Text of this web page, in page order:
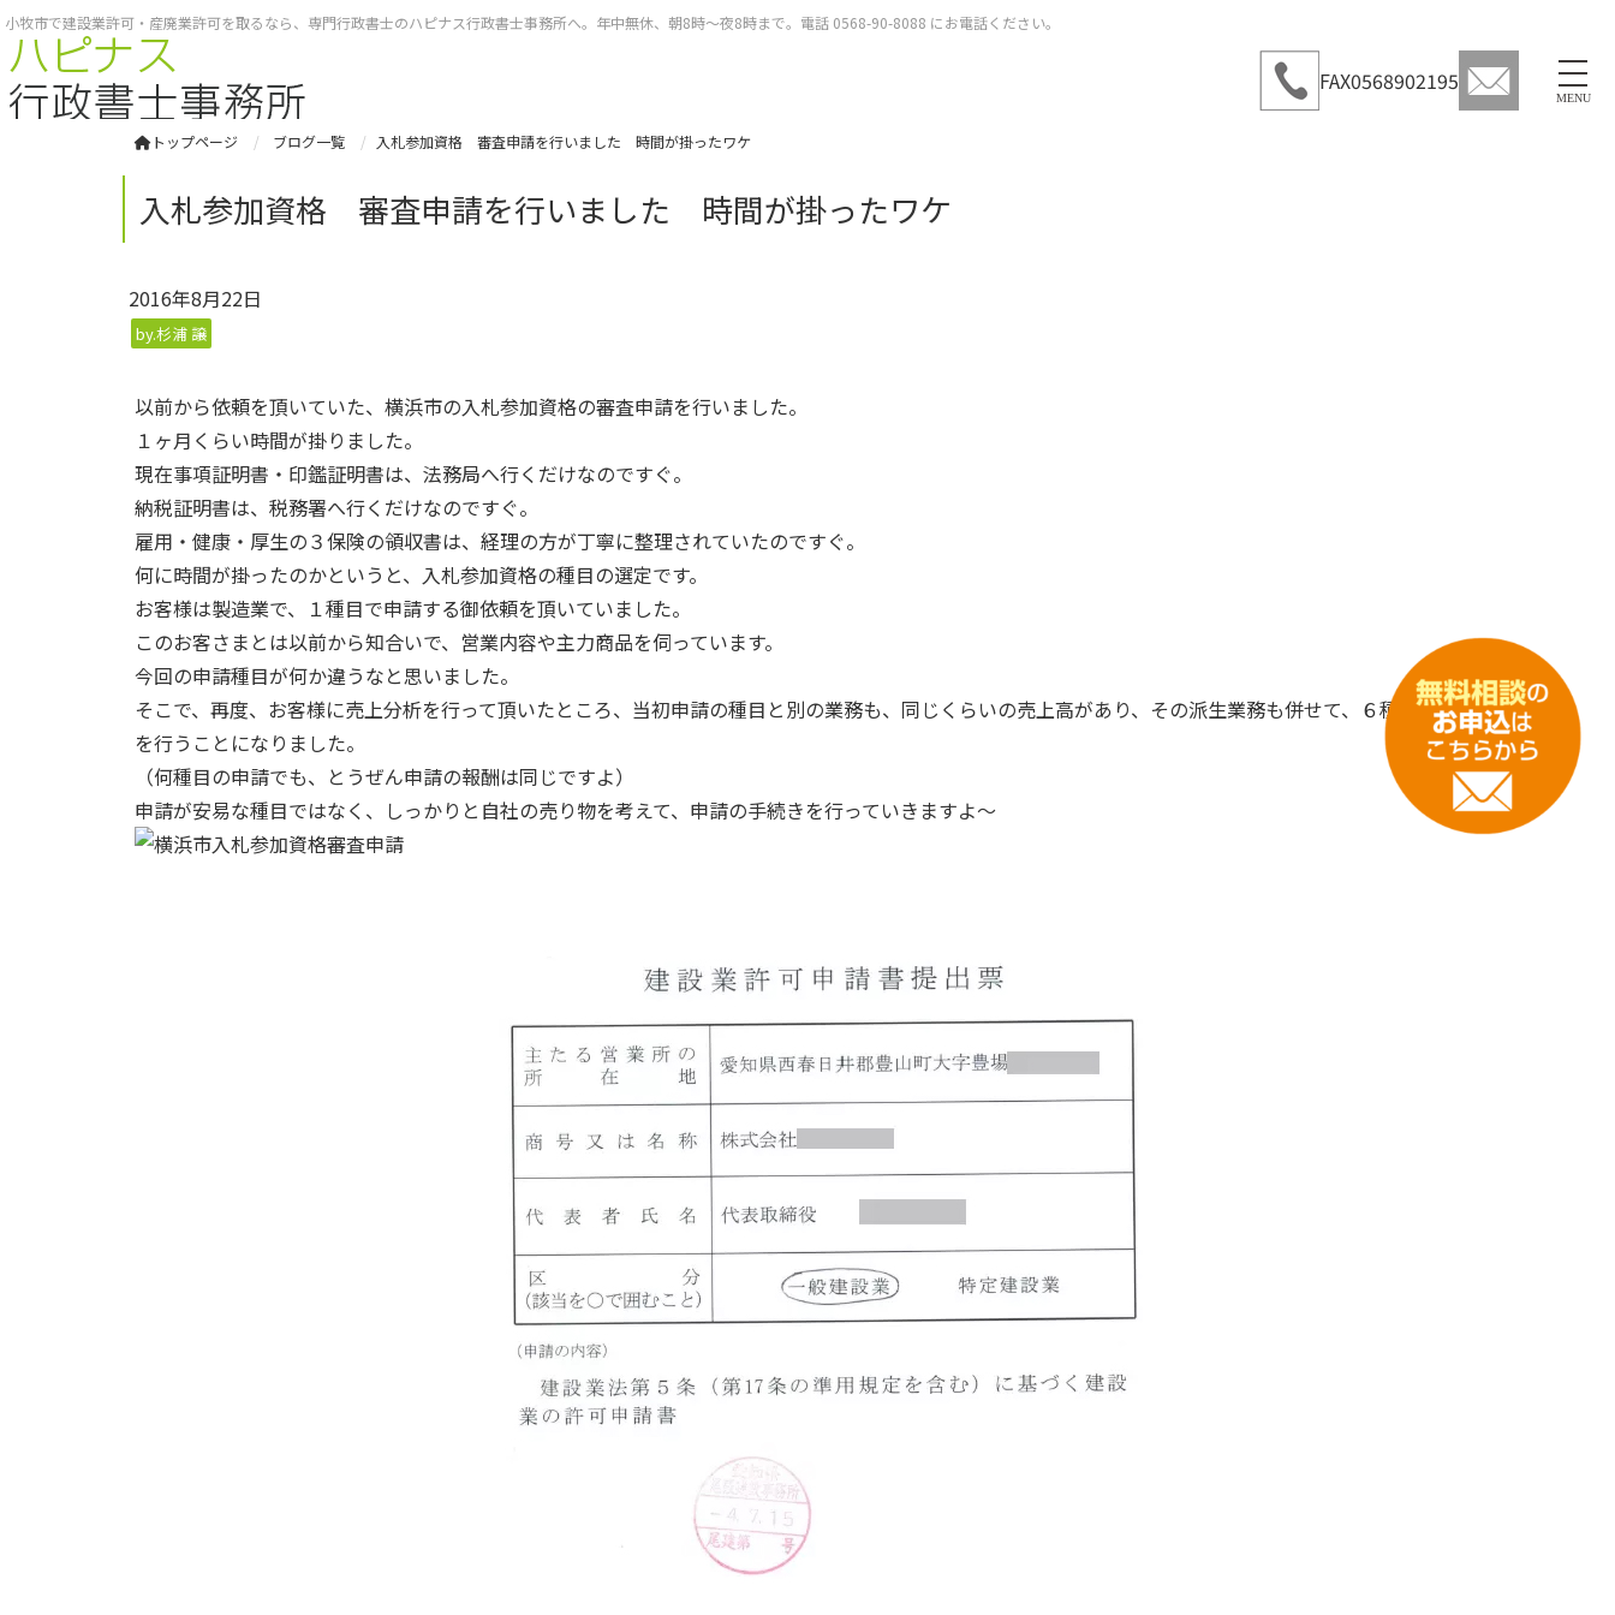
小牧市で建設業許可・産廃業許可を取るなら、専門行政書士のハピナス行政書士事務所へ。年中無休、朝8時～夜8時まで。電話 0568-90-8088 にお電話ください。
MENU
FAX0568902195
トップページ ブログ一覧 入札参加資格 審査申請を行いました 時間が掛ったワケ
入札参加資格 審査申請を行いました 時間が掛ったワケ
2016年8月22日
by.杉浦 譲
以前から依頼を頂いていた、横浜市の入札参加資格の審査申請を行いました。
１ヶ月くらい時間が掛りました。
現在事項証明書・印鑑証明書は、法務局へ行くだけなのですぐ。
納税証明書は、税務署へ行くだけなのですぐ。
雇用・健康・厚生の３保険の領収書は、経理の方が丁寧に整理されていたのですぐ。
何に時間が掛ったのかというと、入札参加資格の種目の選定です。
お客様は製造業で、１種目で申請する御依頼を頂いていました。
このお客さまとは以前から知合いで、営業内容や主力商品を伺っています。
今回の申請種目が何か違うなと思いました。
そこで、再度、お客様に売上分析を行って頂いたところ、当初申請の種目と別の業務も、同じくらいの売上高があり、その派生業務も併せて、６種目の申請
を行うことになりました。
（何種目の申請でも、とうぜん申請の報酬は同じですよ）
申請が安易な種目ではなく、しっかりと自社の売り物を考えて、申請の手続きを行っていきますよ～